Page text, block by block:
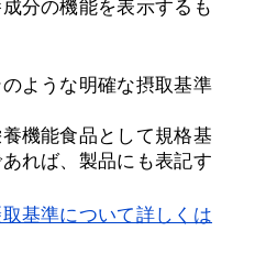
分の機能を表示するも
ような明確な摂取基準
機能食品として規格基
れば、製品にも表記す
基準について詳しくは